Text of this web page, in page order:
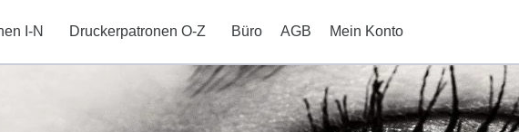
I-N Druckerpatronen O-Z Büro AGB Mein Konto